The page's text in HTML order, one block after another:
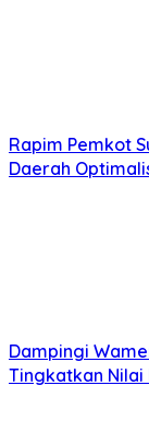
Rapim Pemkot
Daerah
Dampingi
Tingkatkan Nilai